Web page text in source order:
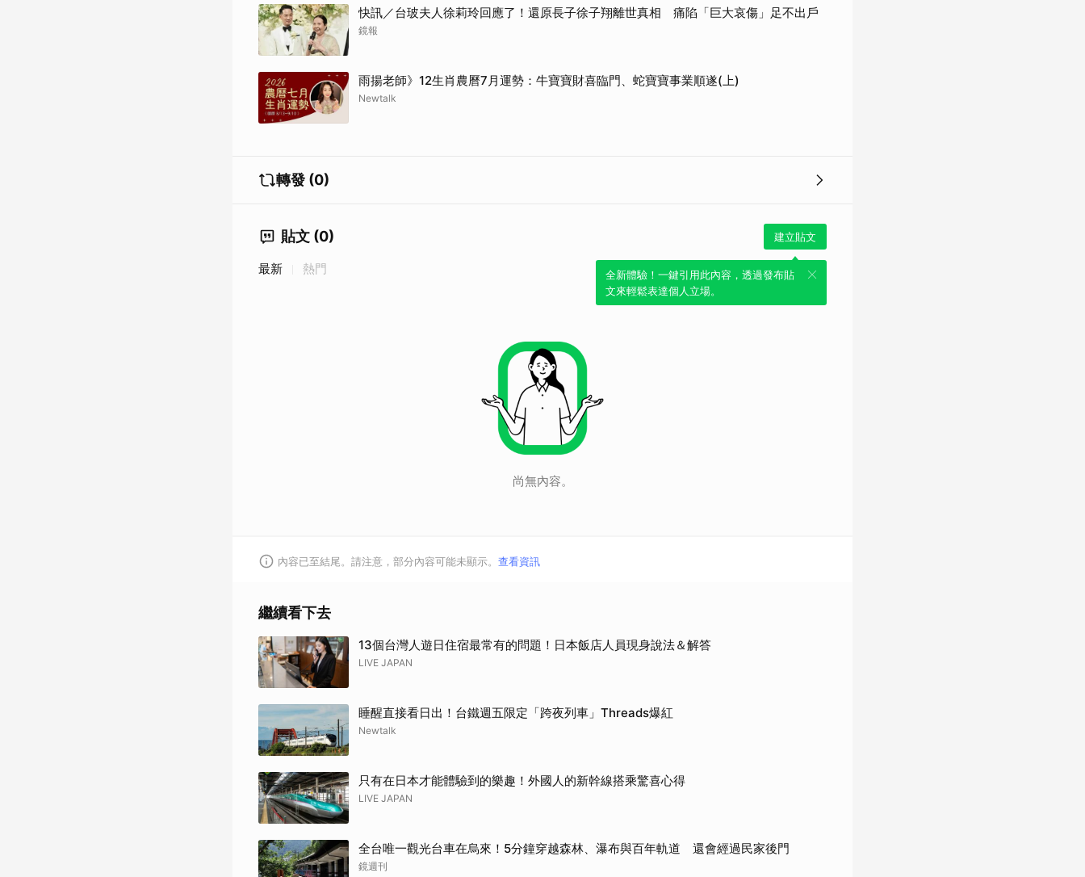
快訊／台玻夫人徐莉玲回應了！還原長子徐子翔離世真相 痛陷「巨大哀傷」足不出戶
鏡報
雨揚老師》12生肖農曆7月運勢：牛寶寶財喜臨門、蛇寶寶事業順遂(上)
Newtalk
轉發 (0)
貼文 (0) 建立貼文
全新體驗！一鍵引用此內容，透過發布貼
文來輕鬆表達個人立場。
最新 熱門
尚無內容。
內容已至結尾。請注意，部分內容可能未顯示。 查看資訊
繼續看下去
13個台灣人遊日住宿最常有的問題！日本飯店人員現身說法＆解答
LIVE JAPAN
睡醒直接看日出！台鐵週五限定「跨夜列車」Threads爆紅
Newtalk
只有在日本才能體驗到的樂趣！外國人的新幹線搭乘驚喜心得
LIVE JAPAN
全台唯一觀光台車在烏來！5分鐘穿越森林、瀑布與百年軌道 還會經過民家後門
鏡週刊